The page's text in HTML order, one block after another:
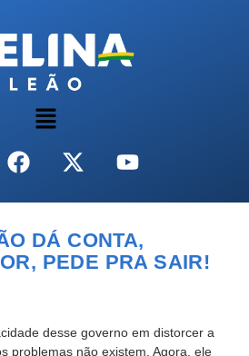
DÁ CONTA,
PEDE PRA SAIR!
desse governo em distorcer a
problemas não existem. Agora, ele